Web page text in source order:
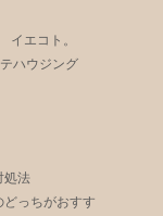
イエコト。
テハウジング
処法
っちがおすす